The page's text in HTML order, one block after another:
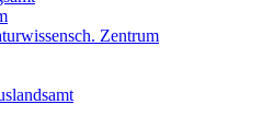
Zentrum